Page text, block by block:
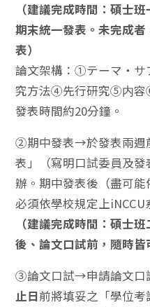
（建議完成時間：碩士
期末統一發表。未完成
表）
論文架構：①テーマ・
究方法④先行研究⑤内
發表時間約20分鐘。
②期中發表→於發表兩週
表」（寫明口試委員及
辦。期中發表後（盡可
必須依學校規定上iNCCU
（建議完成時間：碩士
後、論文口試前，隨時皆
③論文口試→申請論文口
止日前將填妥之「學位